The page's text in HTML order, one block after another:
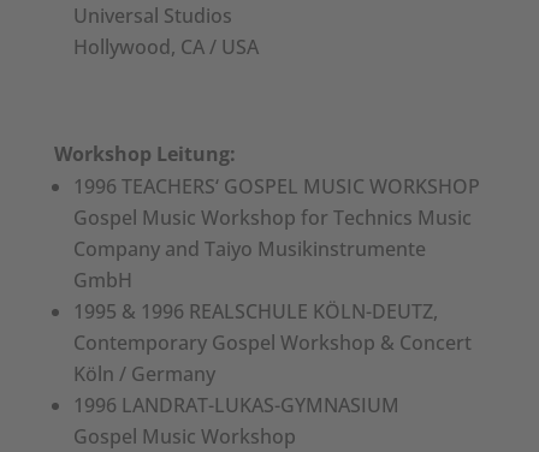
Universal Studios
Hollywood, CA / USA
Workshop Leitung:
1996 TEACHERS‘ GOSPEL MUSIC WORKSHOP
Gospel Music Workshop for Technics Music
Company and Taiyo Musikinstrumente
GmbH
1995 & 1996 REALSCHULE KÖLN-DEUTZ,
Contemporary Gospel Workshop & Concert
Köln / Germany
1996 LANDRAT-LUKAS-GYMNASIUM
Gospel Music Workshop